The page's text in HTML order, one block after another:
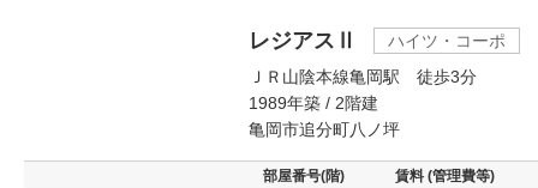
レジアスⅡ
ハイツ・コーポ
ＪＲ山陰本線亀岡駅 徒歩3分
1989年築 / 2階建
亀岡市追分町八ノ坪
部屋番号(階) 賃料 (管理費等)